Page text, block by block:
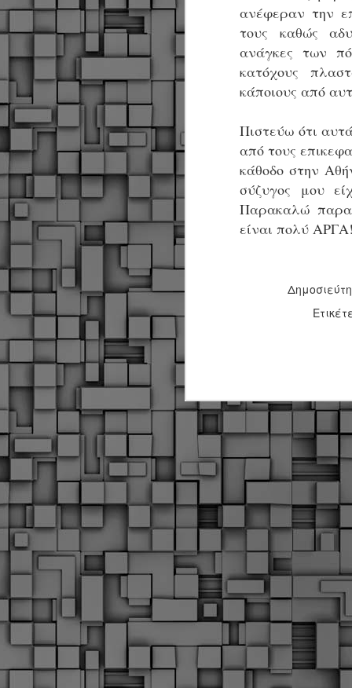
ανέφεραν την
τους καθώς
ανάγκες των
κατόχους
κάποιους από
Πιστεύω ότι
από τους
κάθοδο στην
σύζυγος μου
Παρακαλώ
είναι πολύ ΑΡΓΑ!